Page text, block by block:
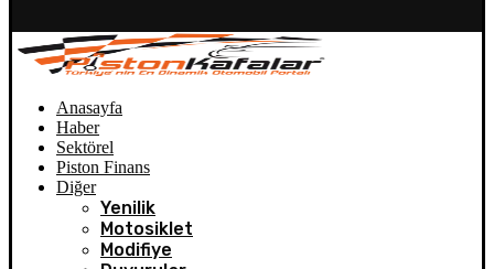
Anasayfa
Haber
Sektörel
Piston Finans
Diğer
Yenilik
Motosiklet
Modifiye